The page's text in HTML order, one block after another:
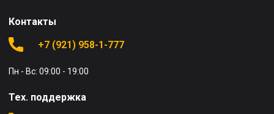
Контакты
+7 (921) 958-1-777
Пн - Вс: 09:00 - 19:00
Тех. поддержка